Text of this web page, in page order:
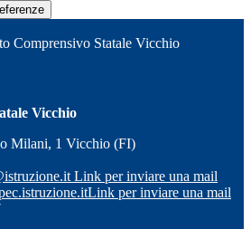
Comprensivo Statale Vicchio
Vicchio
Milani, 1 Vicchio (FI)
Link per inviare una mail
Link per inviare una mail